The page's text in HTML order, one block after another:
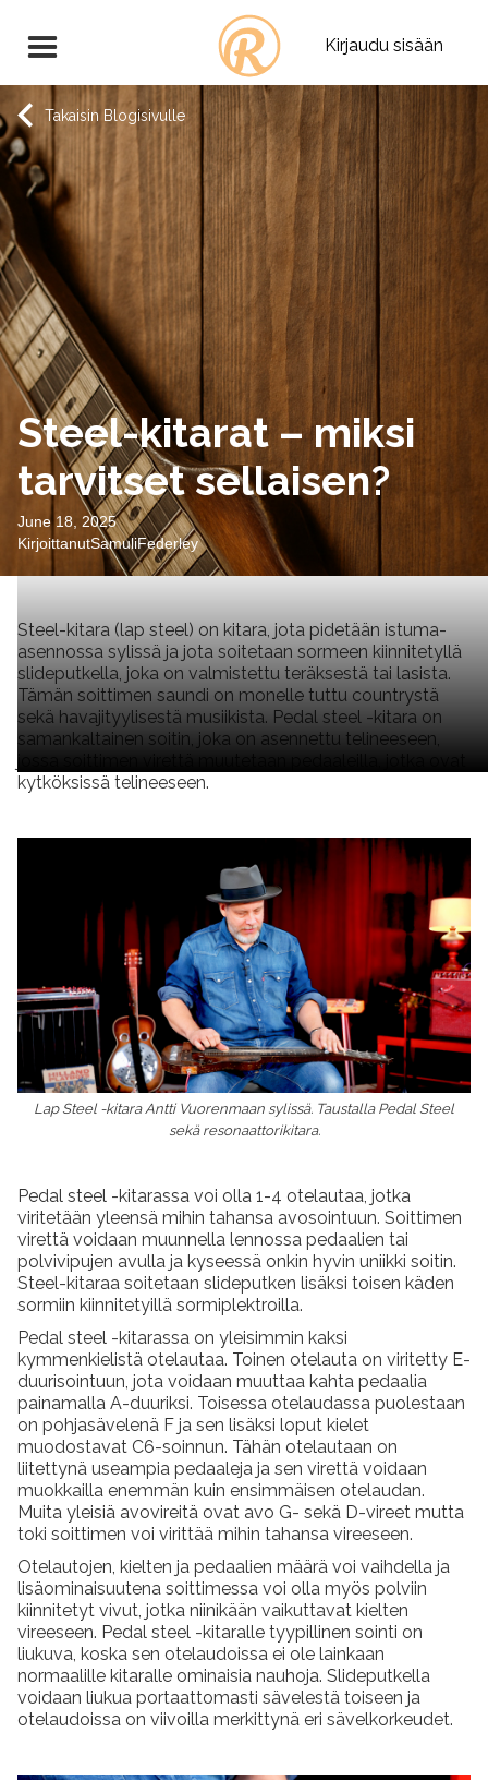
Kirjaudu sisään
Takaisin Blogisivulle
Steel-kitarat – miksi
tarvitset sellaisen?
June 18, 2025
KirjoittanutSamuliFederley
Steel-kitara (lap steel) on kitara, jota pidetään istuma-
asennossa sylissä ja jota soitetaan sormeen kiinnitetyllä
slideputkella, joka on valmistettu teräksestä tai lasista.
Tämän soittimen saundi on monelle tuttu countrystä
sekä havajityylisestä musiikista. Pedal steel -kitara on
samankaltainen soitin, joka on asennettu telineeseen,
kytköksissä telineeseen.
Lap Steel -kitara Antti Vuorenmaan sylissä. Taustalla Pedal Steel
sekä resonaattorikitara.
Pedal steel -kitarassa voi olla 1-4 otelautaa, jotka
viritetään yleensä mihin tahansa avosointuun. Soittimen
virettä voidaan muunnella lennossa pedaalien tai
polvivipujen avulla ja kyseessä onkin hyvin uniikki soitin.
Steel-kitaraa soitetaan slideputken lisäksi toisen käden
sormiin kiinnitetyillä sormiplektroilla.
Pedal steel -kitarassa on yleisimmin kaksi
kymmenkielistä otelautaa. Toinen otelauta on viritetty E-
duurisointuun, jota voidaan muuttaa kahta pedaalia
painamalla A-duuriksi. Toisessa otelaudassa puolestaan
on pohjasävelenä F ja sen lisäksi loput kielet
muodostavat C6-soinnun. Tähän otelautaan on
liitettynä useampia pedaaleja ja sen virettä voidaan
muokkailla enemmän kuin ensimmäisen otelaudan.
Muita yleisiä avovireitä ovat avo G- sekä D-vireet mutta
toki soittimen voi virittää mihin tahansa vireeseen.
Otelautojen, kielten ja pedaalien määrä voi vaihdella ja
lisäominaisuutena soittimessa voi olla myös polviin
kiinnitetyt vivut, jotka niinikään vaikuttavat kielten
vireeseen. Pedal steel -kitaralle tyypillinen sointi on
liukuva, koska sen otelaudoissa ei ole lainkaan
normaalille kitaralle ominaisia nauhoja. Slideputkella
voidaan liukua portaattomasti sävelestä toiseen ja
otelaudoissa on viivoilla merkittynä eri sävelkorkeudet.